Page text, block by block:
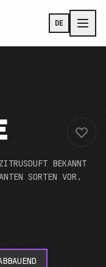
DE
BEKANNT
SORTEN VOR.